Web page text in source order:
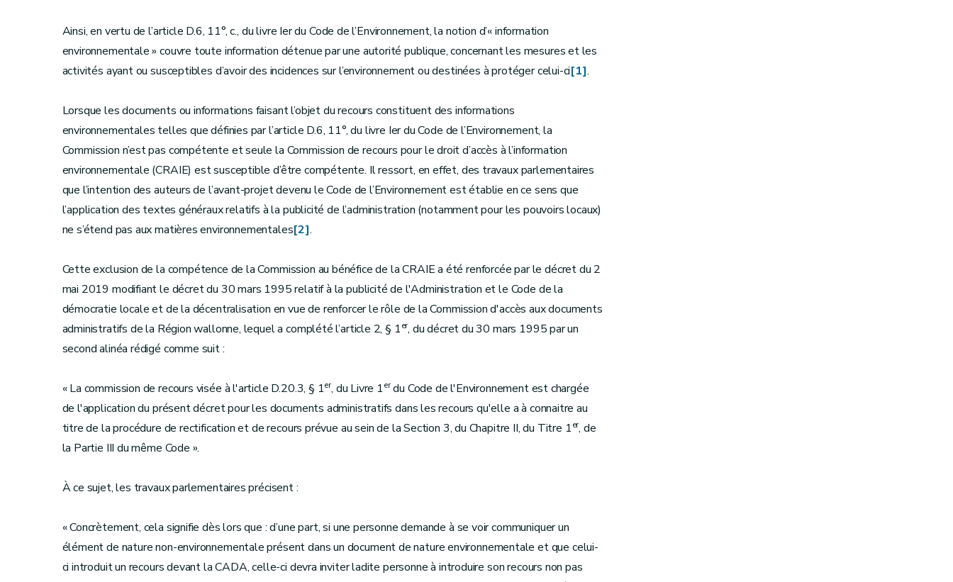
Ainsi, en vertu de l’article D.6, 11°, c., du livre Ier du Code de l’Environnement, la notion d’« information
environnementale » couvre toute information détenue par une autorité publique, concernant les mesures et les
activités ayant ou susceptibles d’avoir des incidences sur l’environnement ou destinées à protéger celui-ci[1].
Lorsque les documents ou informations faisant l’objet du recours constituent des informations
environnementales telles que définies par l’article D.6, 11°, du livre Ier du Code de l’Environnement, la
Commission n’est pas compétente et seule la Commission de recours pour le droit d’accès à l’information
environnementale (CRAIE) est susceptible d’être compétente. Il ressort, en effet, des travaux parlementaires
que l’intention des auteurs de l’avant-projet devenu le Code de l’Environnement est établie en ce sens que
l’application des textes généraux relatifs à la publicité de l’administration (notamment pour les pouvoirs locaux)
ne s’étend pas aux matières environnementales[2].
Cette exclusion de la compétence de la Commission au bénéfice de la CRAIE a été renforcée par le décret du 2
mai 2019 modifiant le décret du 30 mars 1995 relatif à la publicité de l'Administration et le Code de la
démocratie locale et de la décentralisation en vue de renforcer le rôle de la Commission d'accès aux documents
administratifs de la Région wallonne, lequel a complété l’article 2, § 1er, du décret du 30 mars 1995 par un
second alinéa rédigé comme suit :
« La commission de recours visée à l'article D.20.3, § 1er, du Livre 1erdu Code de l'Environnement est chargée
de l'application du présent décret pour les documents administratifs dans les recours qu'elle a à connaitre au
titre de la procédure de rectification et de recours prévue au sein de la Section 3, du Chapitre II, du Titre 1er, de
la Partie III du même Code ».
À ce sujet, les travaux parlementaires précisent :
« Concrètement, cela signifie dès lors que : d’une part, si une personne demande à se voir communiquer un
élément de nature non-environnementale présent dans un document de nature environnementale et que celui-
ci introduit un recours devant la CADA, celle-ci devra inviter ladite personne à introduire son recours non pas